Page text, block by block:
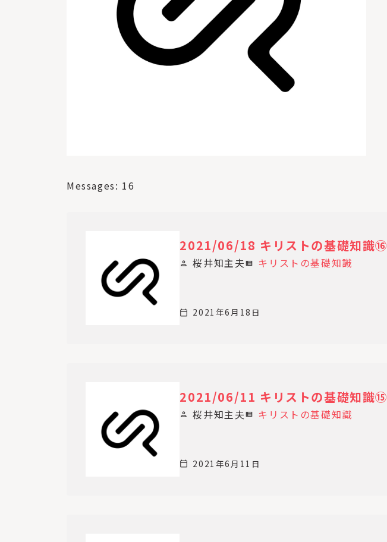
Messages: 16
2021/06/18 キリストの基礎知識⑯
person 桜井知主夫 view_list キリストの基礎知識
calendar_today 2021年6月18日
2021/06/11 キリストの基礎知識⑮
person 桜井知主夫 view_list キリストの基礎知識
calendar_today 2021年6月11日